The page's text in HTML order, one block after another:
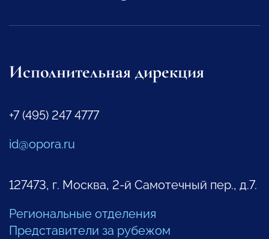
Исполнительная дирекция
+7 (495) 247 4777
id@opora.ru
127473, г. Москва, 2-й Самотечный пер., д.7.
Региональные отделения
Представители за рубежом